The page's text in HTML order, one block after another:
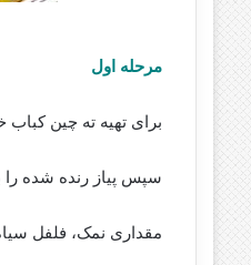
مرحله اول
برای تهیه ته چین کباب
سپس پیاز رنده شده
مقداری نمک، فلفل